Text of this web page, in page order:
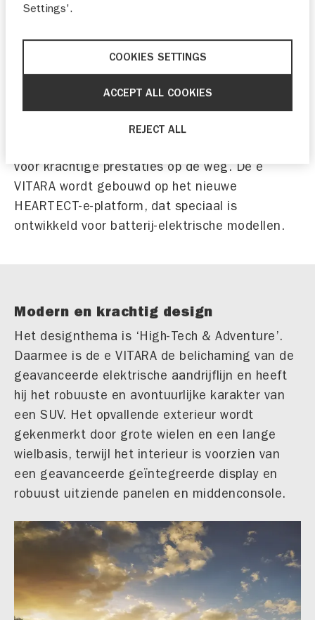
Volgens het concept van een ‘Emotional
elektrische aandrijflijn die een vlotte en scherpe
rijbeleving biedt. De elektrische
vierwielaandrijving AllGrip-e zorgt niet alleen
voor krachtige prestaties op de weg. De e
VITARA wordt gebouwd op het nieuwe
HEARTECT-e-platform, dat speciaal is
ontwikkeld voor batterij-elektrische modellen.
Modern en krachtig design
Het designthema is ‘High-Tech & Adventure’.
Daarmee is de e VITARA de belichaming van de
geavanceerde elektrische aandrijflijn en heeft
hij het robuuste en avontuurlijke karakter van
een SUV. Het opvallende exterieur wordt
gekenmerkt door grote wielen en een lange
wielbasis, terwijl het interieur is voorzien van
een geavanceerde geïntegreerde display en
robuust uitziende panelen en middenconsole.
Settings'.
COOKIES SETTINGS
REJECT ALL
ACCEPT ALL COOKIES